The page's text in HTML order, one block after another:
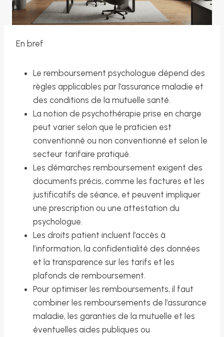
En bref
Le remboursement psychologue dépend des
règles applicables par l’assurance maladie et
des conditions de la mutuelle santé.
La notion de psychothérapie prise en charge
peut varier selon que le praticien est
conventionné ou non conventionné et selon le
secteur tarifaire pratiqué.
Les démarches remboursement exigent des
documents précis, comme les factures et les
justificatifs de séance, et peuvent impliquer
une prescription ou une attestation du
psychologue.
Les droits patient incluent l’accès à
l’information, la confidentialité des données
et la transparence sur les tarifs et les
plafonds de remboursement.
Pour optimiser les remboursements, il faut
combiner les remboursements de l’assurance
maladie, les garanties de la mutuelle et les
éventuelles aides publiques ou